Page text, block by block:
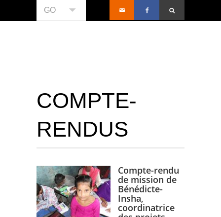
GO
COMPTE-
RENDUS
Compte-rendu
de mission de
Bénédicte-
Insha,
coordinatrice